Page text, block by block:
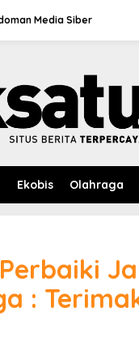
Media Siber
Ekobis Olahraga
: